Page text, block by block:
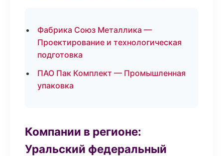
Фабрика Союз Металлика —
Проектирование и технологическая
подготовка
ПАО Пак Комплект — Промышленная
упаковка
Компании в регионе:
Уральский федеральный